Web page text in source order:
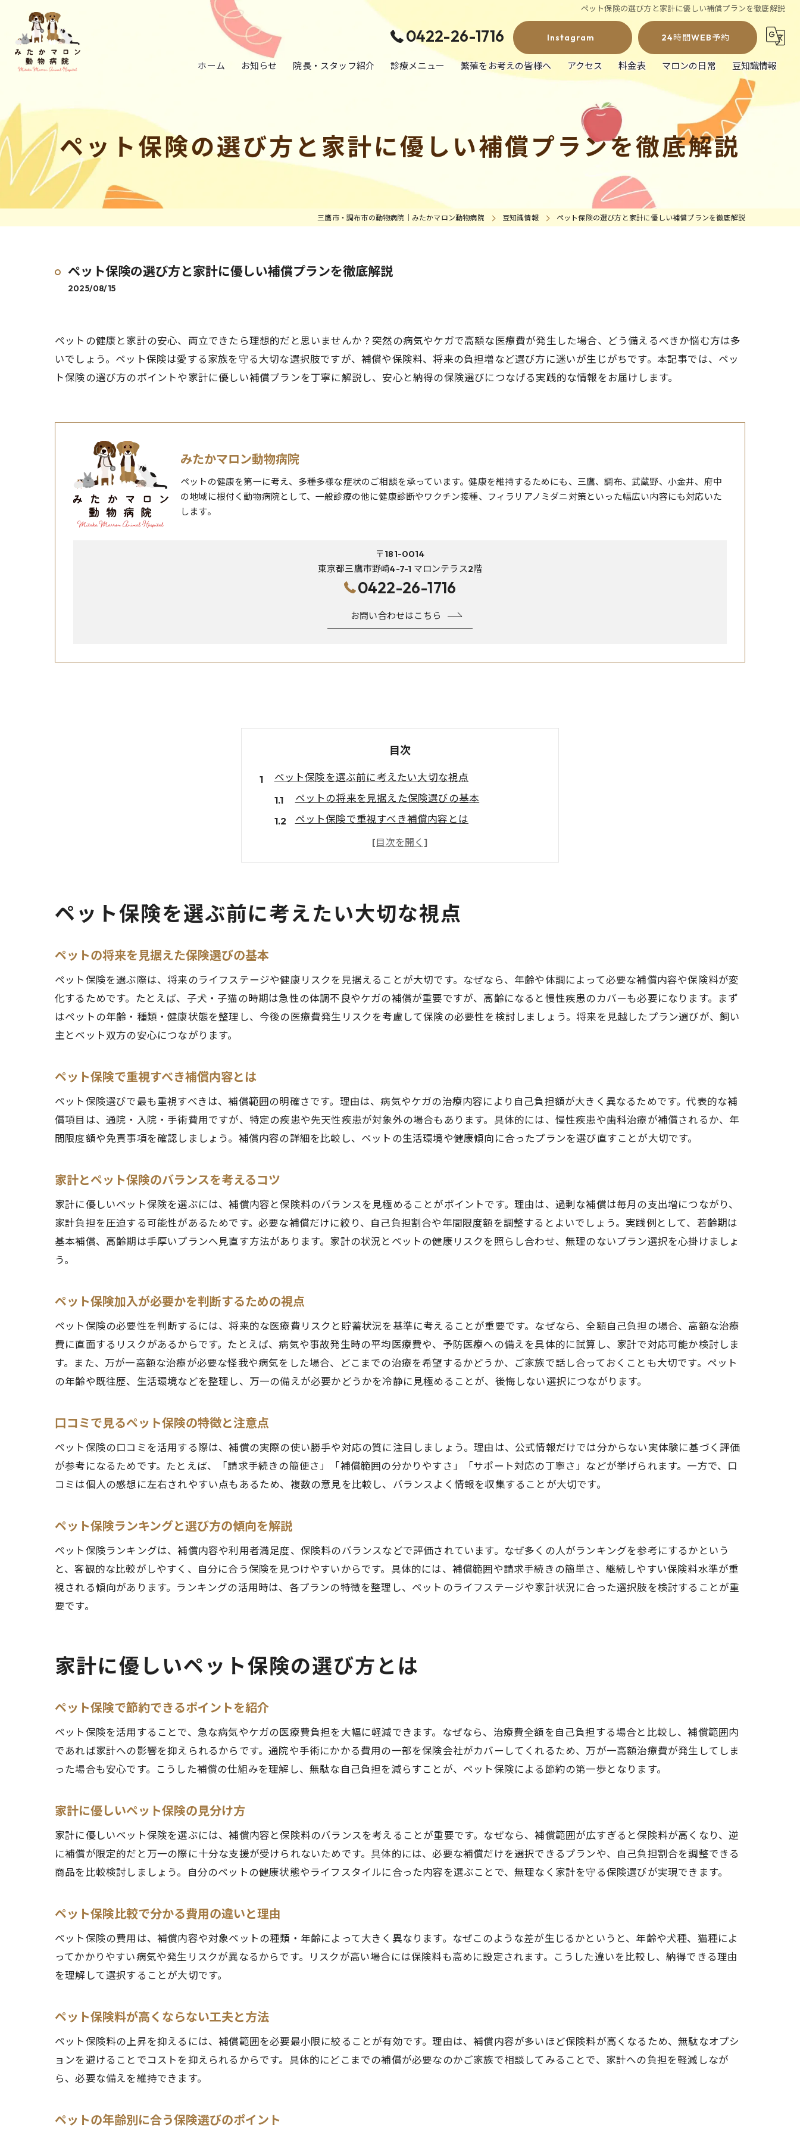
ペット保険の選び方と家計に優しい補償プランを徹底解説
0422-26-1716 Instagram 24時間WEB予約
ホーム お知らせ 院長・スタッフ紹介 診療メニュー
エキゾチック動物の病気・治療
繁殖をお考えの皆様へ アクセス 料金表 マロンの日常 豆知識情報
ペット保険の選び方と家計に優しい補償プランを徹底解説
三鷹市・調布市の動物病院｜みたかマロン動物病院 豆知識情報 ペット保険の選び方と家計に優しい補償プランを徹底解説
ペット保険の選び方と家計に優しい補償プランを徹底解説
2025/08/15
ペットの健康と家計の安心、両立できたら理想的だと思いませんか？突然の病気やケガで高額な医療費が発生した場合、どう備えるべきか悩む方は多
いでしょう。ペット保険は愛する家族を守る大切な選択肢ですが、補償や保険料、将来の負担増など選び方に迷いが生じがちです。本記事では、ペッ
ト保険の選び方のポイントや家計に優しい補償プランを丁寧に解説し、安心と納得の保険選びにつなげる実践的な情報をお届けします。
みたかマロン動物病院
ペットの健康を第一に考え、多種多様な症状のご相談を承っています。健康を維持するためにも、三鷹、調布、武蔵野、小金井、府中
の地域に根付く動物病院として、一般診療の他に健康診断やワクチン接種、フィラリアノミダニ対策といった幅広い内容にも対応いた
します。
〒181-0014
東京都三鷹市野崎4-7-1 マロンテラス2階
0422-26-1716
お問い合わせはこちら
目次
ペット保険を選ぶ前に考えたい大切な視点
ペットの将来を見据えた保険選びの基本
ペット保険で重視すべき補償内容とは
家計とペット保険のバランスを考えるコツ
ペット保険加入が必要かを判断するための視点
ペット保険ランキングと選び方の傾向を解説
家計に優しいペット保険の選び方とは
ペット保険比較で分かる費用の違いと理由
ペット保険料が高くならない工夫と方法
ペット保険必要か迷う方に伝えたい利点
ペット保険加入で後悔しない選び方の秘訣
ペットの医療費を抑える補償プラン徹底解説
ペット保険比較で分かる補償範囲の違い
ペット保険の支払限度額を賢く見極める方法
ペット保険比較の重要チェックポイント
ペット保険ランキングを活用した比較方法
ペット保険やめた理由に学ぶ賢い選択術
ペット保険の補償と保険料の違いを比較
ペット保険どこがいいかを見極める視点
ペット保険やめた経験者の後悔ポイント
ペット保険比較で分かる落とし穴の回避法
ペット保険加入前に知るべきリスク要因
犬や猫に最適な保険選びのコツを紹介
ペット保険 犬・猫に合う補償内容の選び方
ペット保険ランキングで選ぶ種別ごとの特徴
この先も安心できるペット保険活用法
ペット保険比較から学ぶ賢い更新のコツ
ペット保険を選ぶ前に考えたい大切な視点
ペットの将来を見据えた保険選びの基本
ペット保険を選ぶ際は、将来のライフステージや健康リスクを見据えることが大切です。なぜなら、年齢や体調によって必要な補償内容や保険料が変
化するためです。たとえば、子犬・子猫の時期は急性の体調不良やケガの補償が重要ですが、高齢になると慢性疾患のカバーも必要になります。まず
はペットの年齢・種類・健康状態を整理し、今後の医療費発生リスクを考慮して保険の必要性を検討しましょう。将来を見越したプラン選びが、飼い
主とペット双方の安心につながります。
ペット保険で重視すべき補償内容とは
ペット保険選びで最も重視すべきは、補償範囲の明確さです。理由は、病気やケガの治療内容により自己負担額が大きく異なるためです。代表的な補
償項目は、通院・入院・手術費用ですが、特定の疾患や先天性疾患が対象外の場合もあります。具体的には、慢性疾患や歯科治療が補償されるか、年
間限度額や免責事項を確認しましょう。補償内容の詳細を比較し、ペットの生活環境や健康傾向に合ったプランを選び直すことが大切です。
家計とペット保険のバランスを考えるコツ
家計に優しいペット保険を選ぶには、補償内容と保険料のバランスを見極めることがポイントです。理由は、過剰な補償は毎月の支出増につながり、
家計負担を圧迫する可能性があるためです。必要な補償だけに絞り、自己負担割合や年間限度額を調整するとよいでしょう。実践例として、若齢期は
基本補償、高齢期は手厚いプランへ見直す方法があります。家計の状況とペットの健康リスクを照らし合わせ、無理のないプラン選択を心掛けましょ
う。
ペット保険加入が必要かを判断するための視点
ペット保険の必要性を判断するには、将来的な医療費リスクと貯蓄状況を基準に考えることが重要です。なぜなら、全額自己負担の場合、高額な治療
費に直面するリスクがあるからです。たとえば、病気や事故発生時の平均医療費や、予防医療への備えを具体的に試算し、家計で対応可能か検討しま
す。また、万が一高額な治療が必要な怪我や病気をした場合、どこまでの治療を希望するかどうか、ご家族で話し合っておくことも大切です。ペット
の年齢や既往歴、生活環境などを整理し、万一の備えが必要かどうかを冷静に見極めることが、後悔しない選択につながります。
口コミで見るペット保険の特徴と注意点
ペット保険の口コミを活用する際は、補償の実際の使い勝手や対応の質に注目しましょう。理由は、公式情報だけでは分からない実体験に基づく評価
が参考になるためです。たとえば、「請求手続きの簡便さ」「補償範囲の分かりやすさ」「サポート対応の丁寧さ」などが挙げられます。一方で、口
コミは個人の感想に左右されやすい点もあるため、複数の意見を比較し、バランスよく情報を収集することが大切です。
ペット保険ランキングと選び方の傾向を解説
ペット保険ランキングは、補償内容や利用者満足度、保険料のバランスなどで評価されています。なぜ多くの人がランキングを参考にするかという
と、客観的な比較がしやすく、自分に合う保険を見つけやすいからです。具体的には、補償範囲や請求手続きの簡単さ、継続しやすい保険料水準が重
視される傾向があります。ランキングの活用時は、各プランの特徴を整理し、ペットのライフステージや家計状況に合った選択肢を検討することが重
要です。
家計に優しいペット保険の選び方とは
ペット保険で節約できるポイントを紹介
ペット保険を活用することで、急な病気やケガの医療費負担を大幅に軽減できます。なぜなら、治療費全額を自己負担する場合と比較し、補償範囲内
であれば家計への影響を抑えられるからです。通院や手術にかかる費用の一部を保険会社がカバーしてくれるため、万が一高額治療費が発生してしま
った場合も安心です。こうした補償の仕組みを理解し、無駄な自己負担を減らすことが、ペット保険による節約の第一歩となります。
家計に優しいペット保険の見分け方
家計に優しいペット保険を選ぶには、補償内容と保険料のバランスを考えることが重要です。なぜなら、補償範囲が広すぎると保険料が高くなり、逆
に補償が限定的だと万一の際に十分な支援が受けられないためです。具体的には、必要な補償だけを選択できるプランや、自己負担割合を調整できる
商品を比較検討しましょう。自分のペットの健康状態やライフスタイルに合った内容を選ぶことで、無理なく家計を守る保険選びが実現できます。
ペット保険比較で分かる費用の違いと理由
ペット保険の費用は、補償内容や対象ペットの種類・年齢によって大きく異なります。なぜこのような差が生じるかというと、年齢や犬種、猫種によ
ってかかりやすい病気や発生リスクが異なるからです。リスクが高い場合には保険料も高めに設定されます。こうした違いを比較し、納得できる理由
を理解して選択することが大切です。
ペット保険料が高くならない工夫と方法
ペット保険料の上昇を抑えるには、補償範囲を必要最小限に絞ることが有効です。理由は、補償内容が多いほど保険料が高くなるため、無駄なオプシ
ョンを避けることでコストを抑えられるからです。具体的にどこまでの補償が必要なのかご家族で相談してみることで、家計への負担を軽減しなが
ら、必要な備えを維持できます。
ペットの年齢別に合う保険選びのポイント